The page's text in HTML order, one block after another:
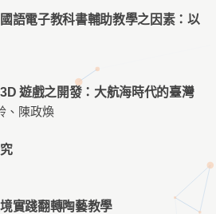
語電子教科書輔助教學之因素：以
遊戲之開發：大航海時代的臺灣
、陳政煥
實踐翻轉陶藝教學